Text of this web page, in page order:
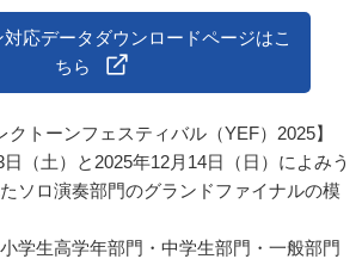
応データダウンロードページはこ
ちら
トーンフェスティバル（YEF）2025】
（土）と2025年12月14日（日）によみう
ソロ演奏部門のグランドファイナルの模
学生高学年部門・中学生部門・一般部門